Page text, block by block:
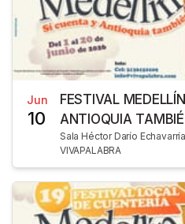
Jun
10
FESTIVAL
ANTIOQUIA
Sala Héctor Darío
VIVAPALABRA